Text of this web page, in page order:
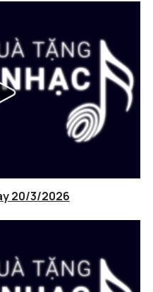
20/3/2026